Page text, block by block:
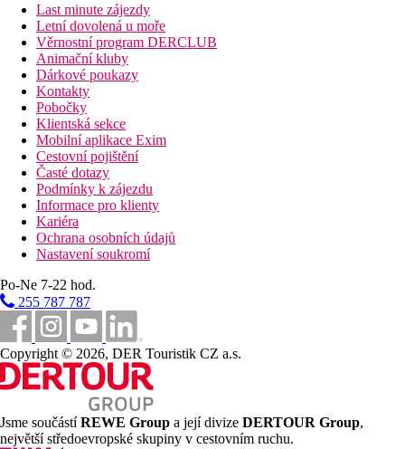
Last minute zájezdy
Letní dovolená u moře
Věrnostní program DERCLUB
Animační kluby
Dárkové poukazy
Kontakty
Pobočky
Klientská sekce
Mobilní aplikace Exim
Cestovní pojištění
Časté dotazy
Podmínky k zájezdu
Informace pro klienty
Kariéra
Ochrana osobních údajů
Nastavení soukromí
Po-Ne 7-22 hod.
255 787 787
Copyright © 2026, DER Touristik CZ a.s.
Jsme součástíREWE Group a její divize DERTOUR Group,
největší středoevropské skupiny v cestovním ruchu.